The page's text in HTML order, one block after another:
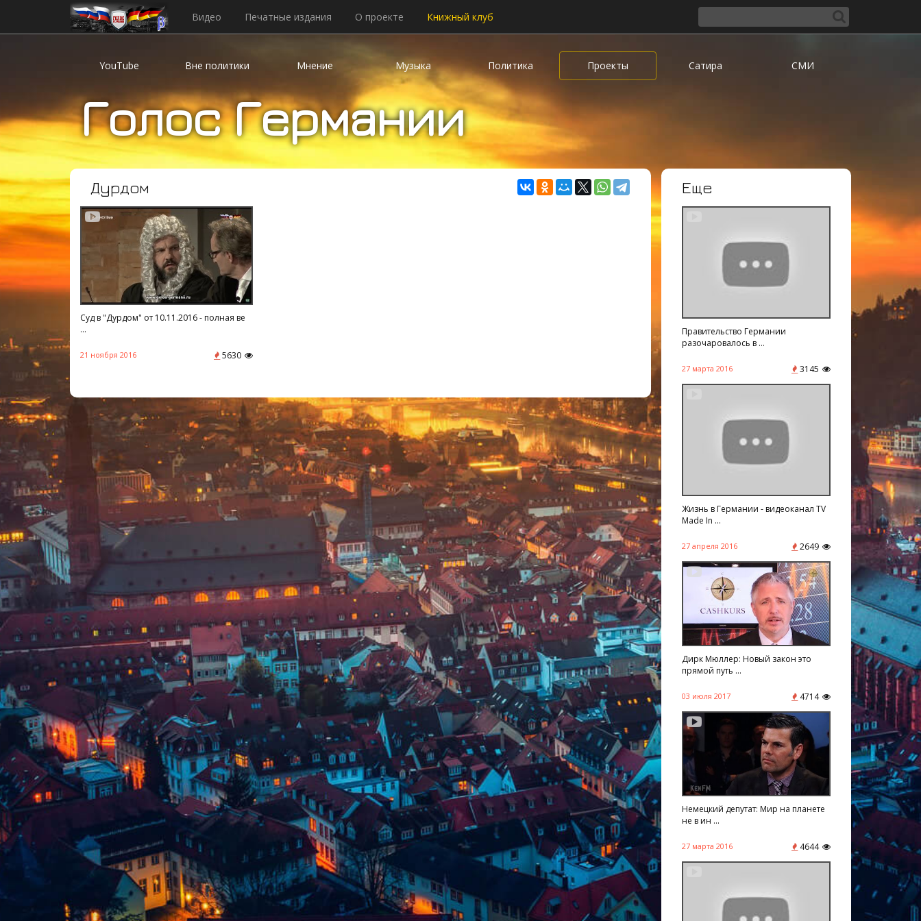
____________________--
Видео Печатные издания О проекте Книжный клуб
YouTube Вне политики Мнение Музыка Политика Проекты Сатира СМИ
Голос Германии
Дурдом
Суд в "Дурдом" от 10.11.2016 - полная ве
...
21 ноября 2016 5630
Еще
Правительство Германии
разочаровалось в ...
27 марта 2016 3145
Жизнь в Германии - видеоканал TV
Made In ...
27 апреля 2016 2649
Дирк Мюллер: Новый закон это
прямой путь ...
03 июля 2017 4714
Немецкий депутат: Мир на планете
не в ин ...
27 марта 2016 4644